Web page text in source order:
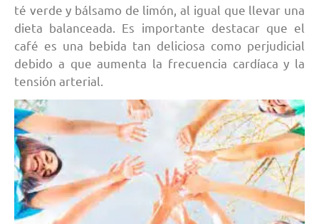
té verde y bálsamo de limón, al igual que llevar una
dieta balanceada. Es importante destacar que el
café es una bebida tan deliciosa como perjudicial
debido a que aumenta la frecuencia cardíaca y la
tensión arterial.